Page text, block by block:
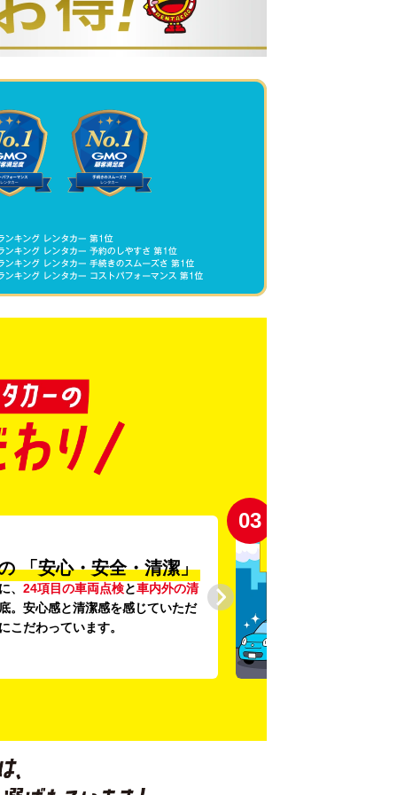
「安心・安全・清潔」
、 24項目の車両点検と車内外の清
。安心感と清潔感を感じていただ
こだわっています。
03